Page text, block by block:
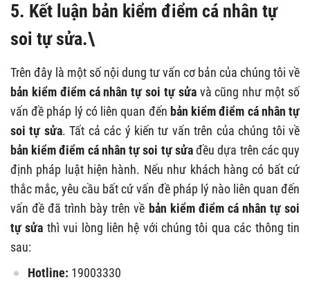
5. Kết luận bản kiểm điểm cá nhân tự
soi tự sửa.\
Trên đây là một số nội dung tư vấn cơ bản của chúng tôi về
bản kiểm điểm cá nhân tự soi tự sửavà cũng như một số
vấn đề pháp lý có liên quan đến bản kiểm điểm cá nhân tự
soi tự sửa. Tất cả các ý kiến tư vấn trên của chúng tôi về
bản kiểm điểm cá nhân tự soi tự sửađều dựa trên các quy
định pháp luật hiện hành. Nếu như khách hàng có bất cứ
thắc mắc, yêu cầu bất cứ vấn đề pháp lý nào liên quan đến
vấn đề đã trình bày trên về bản kiểm điểm cá nhân tự soi
tự sửa thì vui lòng liên hệ với chúng tôi qua các thông tin
sau:
Hotline: 19003330